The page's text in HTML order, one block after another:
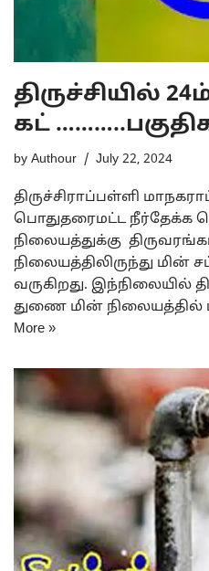
திருச்சியில்
கட்
by Authour July 22, 2024
திருச்சிராப்பள்ளி
பொதுதரைமட்ட நீர்தேக்க
நிலையத்துக்கு
நிலையத்திலிருந்து மின்
வருகிறது. இந்நிலையில்
துணை மின் நிலையத்தில்
More »